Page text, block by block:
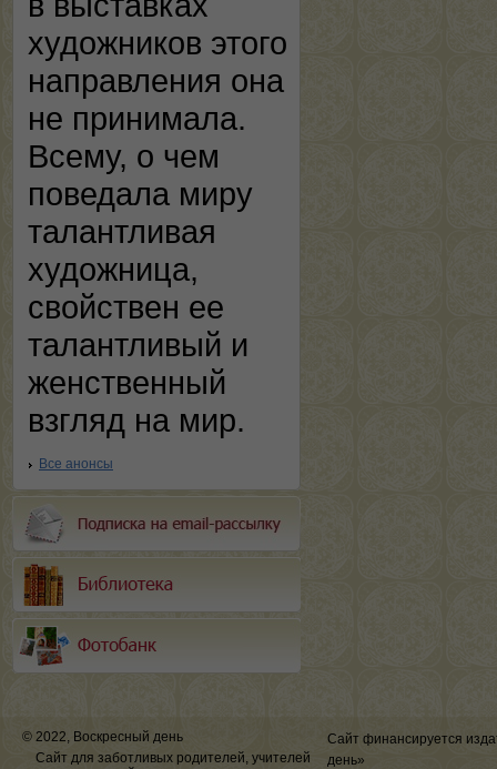
художников этого
направления она
не принимала.
Всему, о чем
поведала миру
талантливая
художница,
свойствен ее
талантливый и
женственный
взгляд на мир.
Все анонсы
© 2022, Воскресный день
Сайт для заботливых родителей, учителей
Сайт финансируется
день»